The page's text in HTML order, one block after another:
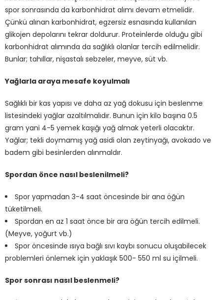
spor sonrasında da karbonhidrat alımı devam etmelidir.
Çünkü alınan karbonhidrat, egzersiz esnasında kullanılan
glikojen depolarını tekrar doldurur. Proteinlerde olduğu gibi
karbonhidrat alımında da sağlıklı olanlar tercih edilmelidir.
Bunlar; tahıllar, nişastalı sebzeler, meyve, süt vb.
Yağlarla araya mesafe koyulmalı
Sağlıklı bir kas yapısı ve daha az yağ dokusu için beslenme
listesindeki yağlar azaltılmalıdır. Bunun için kilo başına 0.5
gram yani 4-5 yemek kaşığı yağ almak yeterli olacaktır.
Yağlar; tekli doymamış yağ asidi olan zeytinyağı, avokado ve
badem gibi besinlerden alınmaldır.
Spordan önce nasıl beslenilmeli?
Spor yapmadan 3-4 saat öncesinde bir ana öğün
tüketilmeli.
Spordan en az 1 saat önce bir ara öğün tercih edilmeli.
(Meyve, yoğurt vb.)
Spor öncesinde ısıya bağlı sıvı kaybı sonucu oluşabilecek
problemleri önlemek için yaklaşık 500- 550 ml su içilmeli.
Spor sonrası nasıl beslenmeli?